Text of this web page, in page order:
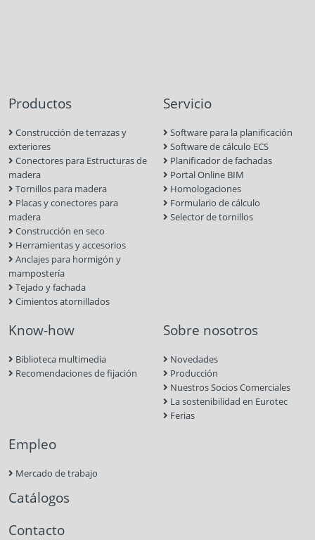
Productos
Construcción de terrazas y
exteriores
Conectores para Estructuras de
madera
Tornillos para madera
Placas y conectores para
madera
Construcción en seco
Herramientas y accesorios
Anclajes para hormigón y
mampostería
Tejado y fachada
Cimientos atornillados
Servicio
Software para la planificación
Software de cálculo ECS
Planificador de fachadas
Portal Online BIM
Homologaciones
Formulario de cálculo
Selector de tornillos
Know-how
Biblioteca multimedia
Recomendaciones de fijación
Sobre nosotros
Novedades
Producción
Nuestros Socios Comerciales
La sostenibilidad en Eurotec
Ferias
Empleo
Mercado de trabajo
Catálogos
Contacto